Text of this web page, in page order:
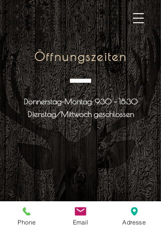
Öffnungszeiten
Donnerstag-Montag: 9:30 - 18:30
Dienstag/Mittwoch geschlossen
Phone Email Adresse